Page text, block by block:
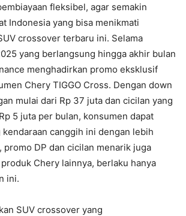
fleksibel, agar semakin
Indonesia yang bisa menikmati
crossover terbaru ini. Selama
yang berlangsung hingga akhir bulan
menghadirkan promo eksklusif
Chery TIGGO Cross. Dengan down
mulai dari Rp 37 juta dan cicilan yang
5 juta per bulan, konsumen dapat
kendaraan canggih ini dengan lebih
promo DP dan cicilan menarik juga
Chery lainnya, berlaku hanya
ini.
SUV crossover yang